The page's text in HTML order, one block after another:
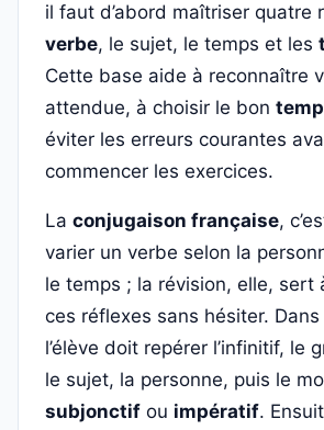
il faut d’abord maîtriser quatre
verbe, le sujet, le temps et les
Cette base aide à reconnaître
attendue, à choisir le bon
éviter les erreurs courantes
commencer les exercices.
La conjugaison française,
varier un verbe selon la
le temps ; la révision, elle, sert
ces réflexes sans hésiter.
l’élève doit repérer l’infinitif, le
le sujet, la personne, puis le
subjonctif ou impératif.